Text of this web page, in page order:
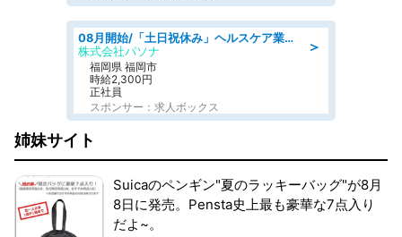
＞
08月開始/「土日祝休み」ヘルスケア業界の産業保健師/高時給/未経験OK/要資格:保健師、正看護師
株式会社パソナ
福岡県 福岡市
時給2,300円
正社員
スポンサー：求人ボックス
姉妹サイト
Suicaのペンギン"夏のラッキーバッグ"が8月
8日に発売。Pensta史上最も豪華な7点入り
だよ~。